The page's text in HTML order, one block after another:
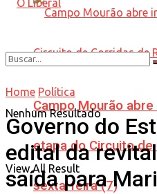
Campo Mourão
etapa do Circuito de
sexta-feira (7)
Nenhum Resultado
View All Result
Home Política
Governo do
edital da
saída para